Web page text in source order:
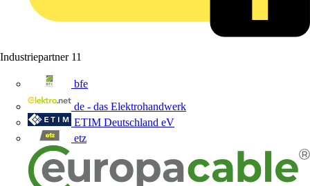
Industriepartner 11
bfe
de - das Elektrohandwerk
ETIM Deutschland eV
etz